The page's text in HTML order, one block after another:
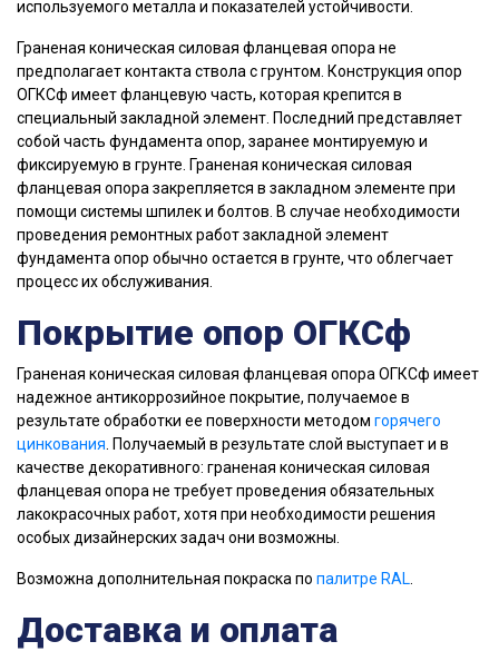
используемого металла и показателей устойчивости.
Граненая коническая силовая фланцевая опора не
предполагает контакта ствола с грунтом. Конструкция опор
ОГКСф имеет фланцевую часть, которая крепится в
специальный закладной элемент. Последний представляет
собой часть фундамента опор, заранее монтируемую и
фиксируемую в грунте. Граненая коническая силовая
фланцевая опора закрепляется в закладном элементе при
помощи системы шпилек и болтов. В случае необходимости
проведения ремонтных работ закладной элемент
фундамента опор обычно остается в грунте, что облегчает
процесс их обслуживания.
Покрытие опор ОГКСф
Граненая коническая силовая фланцевая опора ОГКСф имеет
надежное антикоррозийное покрытие, получаемое в
результате обработки ее поверхности методом горячего
цинкования . Получаемый в результате слой выступает и в
качестве декоративного: граненая коническая силовая
фланцевая опора не требует проведения обязательных
лакокрасочных работ, хотя при необходимости решения
особых дизайнерских задач они возможны.
Возможна дополнительная покраска по палитре RAL
Доставка и оплата